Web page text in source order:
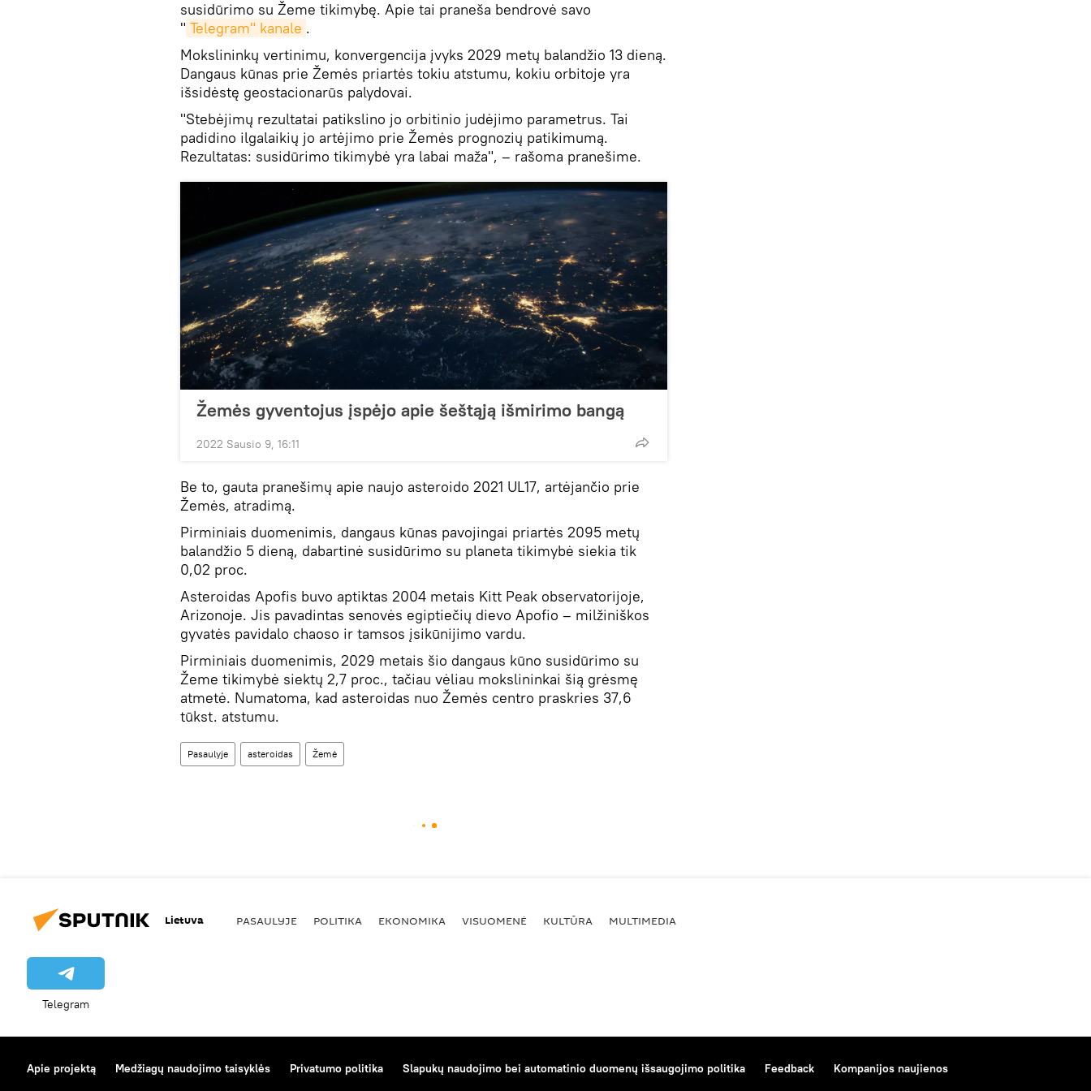
susidūrimo su Žeme tikimybę. Apie tai praneša bendrovė savo
" Telegram" kanale .
Mokslininkų vertinimu, konvergencija įvyks 2029 metų balandžio 13 dieną.
Dangaus kūnas prie Žemės priartės tokiu atstumu, kokiu orbitoje yra
išsidėstę geostacionarūs palydovai.
"Stebėjimų rezultatai patikslino jo orbitinio judėjimo parametrus. Tai
padidino ilgalaikių jo artėjimo prie Žemės prognozių patikimumą.
Rezultatas: susidūrimo tikimybė yra labai maža", – rašoma pranešime.
Žemės gyventojus įspėjo apie šeštąją išmirimo bangą
2022 Sausio 9, 16:11
Be to, gauta pranešimų apie naujo asteroido 2021 UL17, artėjančio prie
Žemės, atradimą.
Pirminiais duomenimis, dangaus kūnas pavojingai priartės 2095 metų
balandžio 5 dieną, dabartinė susidūrimo su planeta tikimybė siekia tik
0,02 proc.
Asteroidas Apofis buvo aptiktas 2004 metais Kitt Peak observatorijoje,
Arizonoje. Jis pavadintas senovės egiptiečių dievo Apofio – milžiniškos
gyvatės pavidalo chaoso ir tamsos įsikūnijimo vardu.
Pirminiais duomenimis, 2029 metais šio dangaus kūno susidūrimo su
Žeme tikimybė siektų 2,7 proc., tačiau vėliau mokslininkai šią grėsmę
atmetė. Numatoma, kad asteroidas nuo Žemės centro praskries 37,6
tūkst. atstumu.
Pasaulyje asteroidas Žemė
Lietuva PASAULYJE POLITIKA EKONOMIKA VISUOMENĖ KULTŪRA MULTIMEDIA
Telegram
Apie projektą Medžiagų naudojimo taisyklės Privatumo politika Slapukų naudojimo bei automatinio duomenų išsaugojimo politika Feedback Kompanijos naujienos